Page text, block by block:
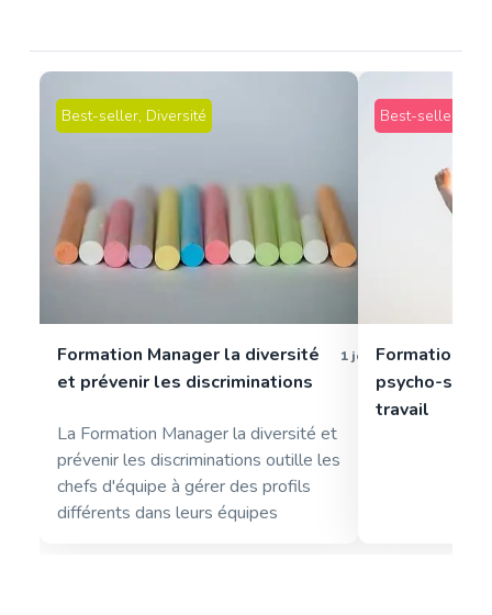
Best-seller, Diversité
Formation Manager la diversité
et prévenir les discriminations
La Formation Manager la diversité et
prévenir les discriminations outille les
chefs d'équipe à gérer des profils
différents dans leurs équipes
1 jour
Best-seller
Formation
psycho-
travail